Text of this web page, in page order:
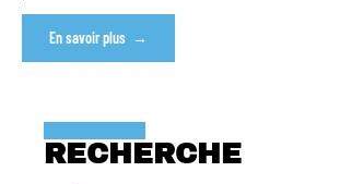
En savoir plus
RECHERCHE